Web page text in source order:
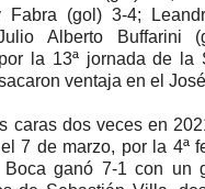
Fabra (gol) 3-4;
Alberto Buffarini
la 13ª jornada de la
ventaja en el
caras dos veces en
7 de marzo, por la 4ª
Boca ganó 7-1 con un